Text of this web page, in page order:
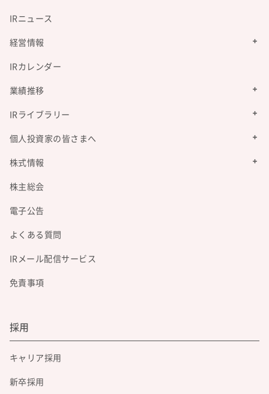
IRニュース
経営情報
IRカレンダー
業績推移
IRライブラリー
個人投資家の皆さまへ
株式情報
株主総会
電子公告
よくある質問
IRメール配信サービス
免責事項
採用
キャリア採用
新卒採用